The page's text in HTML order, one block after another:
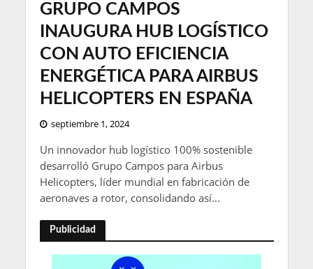
GRUPO CAMPOS
INAUGURA HUB LOGÍSTICO
CON AUTO EFICIENCIA
ENERGÉTICA PARA AIRBUS
HELICOPTERS EN ESPAÑA
septiembre 1, 2024
Un innovador hub logístico 100% sostenible
desarrolló Grupo Campos para Airbus
Helicopters, líder mundial en fabricación de
aeronaves a rotor, consolidando así...
Publicidad